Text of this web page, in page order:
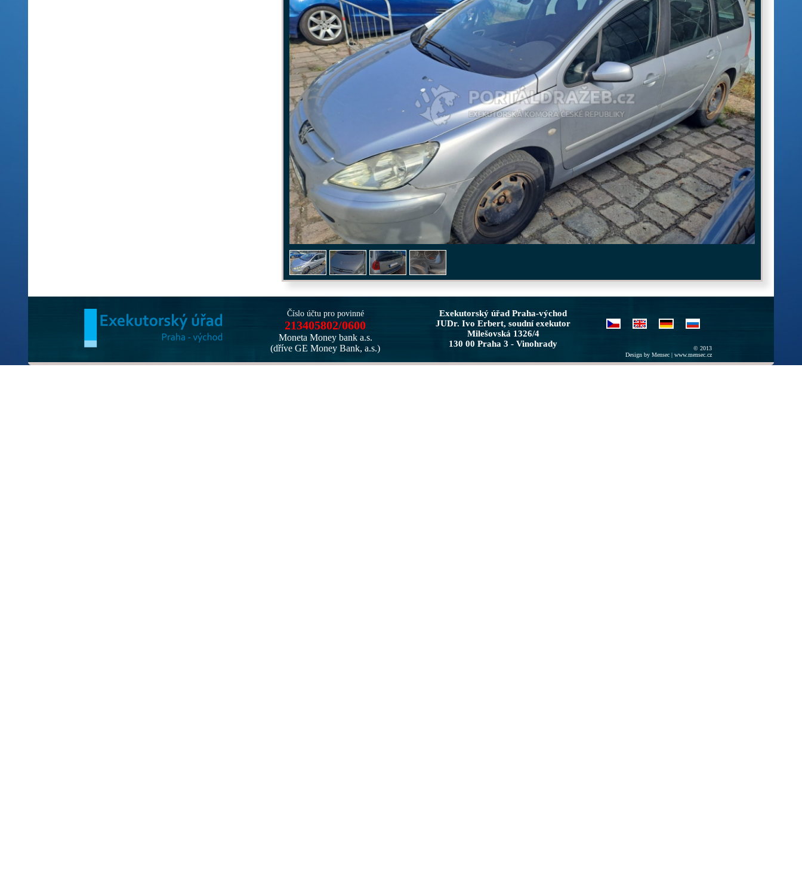
Číslo účtu pro povinné
213405802/0600
Moneta Money bank a.s.
(dříve GE Money Bank, a.s.)
Exekutorský úřad Praha-východ
JUDr. Ivo Erbert, soudní exekutor
Milešovská 1326/4
130 00 Praha 3 - Vinohrady
© 2013
Design by Mensec | www.mensec.cz